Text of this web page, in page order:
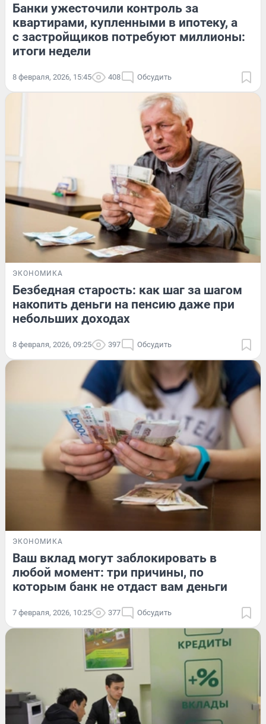
Банки ужесточили контроль за
квартирами, купленными в ипотеку, а
с застройщиков потребуют миллионы:
итоги недели
8 февраля, 2026, 15:45 408 Обсудить
ЭКОНОМИКА
Безбедная старость: как шаг за шагом
накопить деньги на пенсию даже при
небольших доходах
8 февраля, 2026, 09:25 397 Обсудить
ЭКОНОМИКА
Ваш вклад могут заблокировать в
любой момент: три причины, по
которым банк не отдаст вам деньги
7 февраля, 2026, 10:25 377 Обсудить